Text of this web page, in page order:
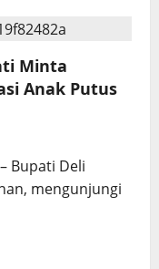
Minta
Anak Putus
Bupati Deli
mengunjungi